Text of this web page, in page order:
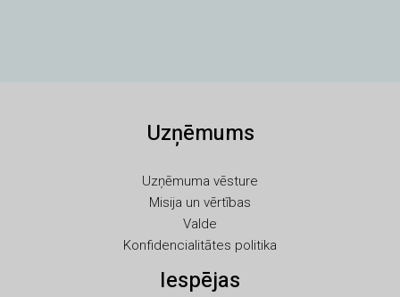
Uzņēmums
Uzņēmuma vēsture
Misija un vērtības
Valde
Konfidencialitātes politika
Iespējas